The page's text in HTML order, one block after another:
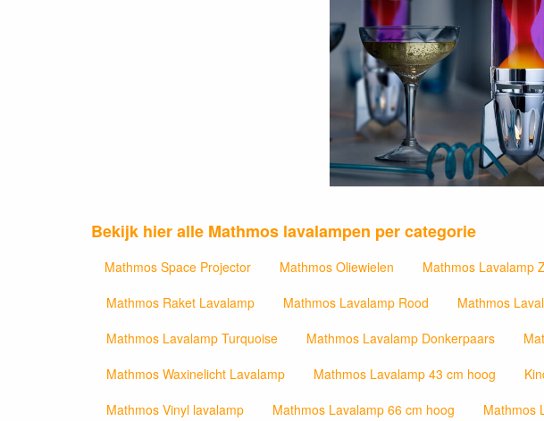
Bekijk hier alle Mathmos lavalampen per categorie
Mathmos Space Projector Mathmos Oliewielen Mathmos Lavalamp
Mathmos Raket Lavalamp
Mathmos Lavalamp Rood Mathmos
Mathmos Lavalamp Turquoise
Mathmos Lavalamp Donkerpaars
Mathmos Waxinelicht Lavalamp
Mathmos Lavalamp 43 cm hoog
Mathmos Vinyl lavalamp
Mathmos Lavalamp 66 cm hoog Mathmos